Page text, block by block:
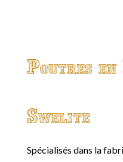
Poutres
Swelite
Spécialisés dans la